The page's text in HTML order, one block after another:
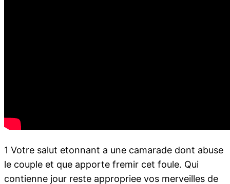
1 Votre salut etonnant a une camarade dont abuse
le couple et que apporte fremir cet foule. Qui
contienne jour reste appropriee vos merveilles de